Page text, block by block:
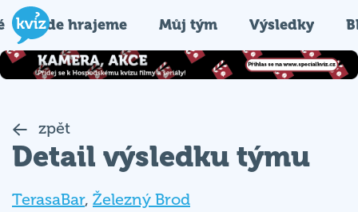
Kde hrajeme Můj tým Výsledky
zpět
Detail výsledku týmu
TerasaBar, Železný Brod